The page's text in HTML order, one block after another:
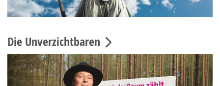
Die Unverzichtbaren